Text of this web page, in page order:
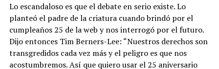
Lo escandaloso es que el debate en serio existe. Lo
planteó el padre de la criatura cuando brindó por el
cumpleaños 25 de la web y nos interrogó por el futuro.
Dijo entonces Tim Berners-Lee: “Nuestros derechos son
transgredidos cada vez más y el peligro es que nos
acostumbremos. Así que quiero usar el 25 aniversario